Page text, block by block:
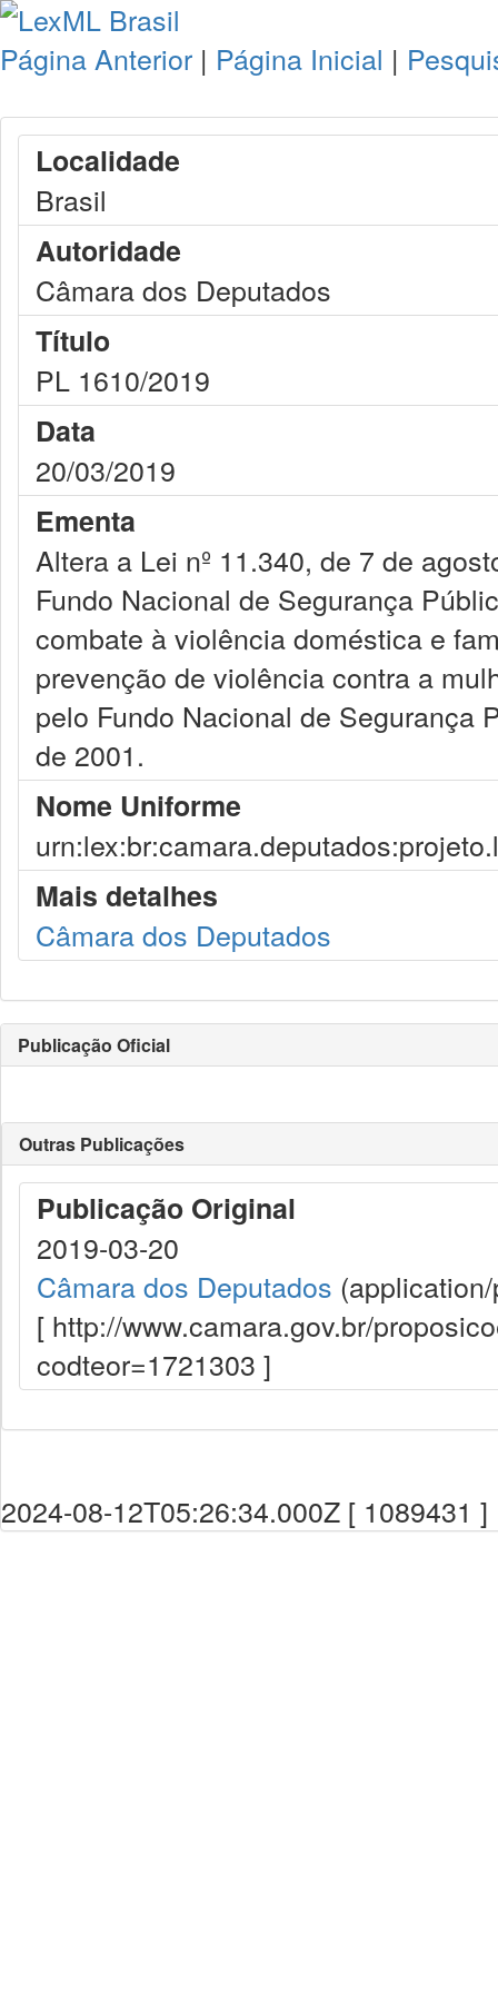
Página Anterior | Página Inicial |
Localidade
Brasil
Autoridade
Câmara dos Deputados
Título
PL 1610/2019
Data
20/03/2019
Ementa
Altera a Lei nº 11.340, de 7 de
Fundo Nacional de Segurança
combate à violência doméstica e
prevenção de violência contra a
pelo Fundo Nacional de Segurança
de 2001.
Nome Uniforme
Mais detalhes
Câmara dos Deputados
Publicação Oficial
Outras Publicações
Publicação Original
2019-03-20
Câmara dos Deputados
[ http://www.camara.gov.br/
codteor=1721303 ]
2024-08-12T05:26:34.000Z [ 1089431 ]